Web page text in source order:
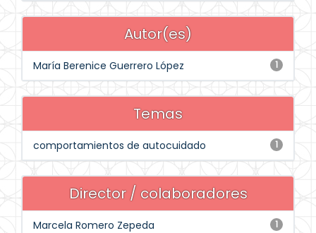
Autor(es)
1
María Berenice Guerrero López
Temas
1
comportamientos de autocuidado
Director / colaboradores
1
Marcela Romero Zepeda